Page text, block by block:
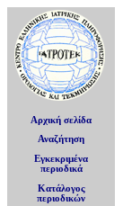
Αρχική σελίδα
Αναζήτηση
Εγκεκριμένα
περιοδικά
Κατάλογος
περιοδικών